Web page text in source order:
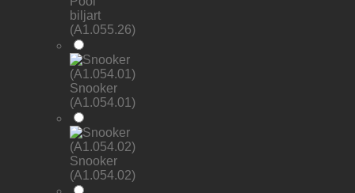
biljart
(A1.055.26)
Snooker
(A1.054.01)
Snooker
(A1.054.02)